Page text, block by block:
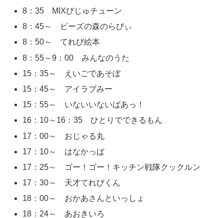
8：35 MIXびじゅチューン
8：45～ ビーズの森のらびぃ
8：50～ てれび絵本
8：55～9：00 みんなのうた
15：35～ えいごであそぼ
15：45～ アイラブみー
15：55～ いないいないばあっ！
16：10～16：35 ひとりでできるもん
17：00～ おじゃる丸
17：10～ はなかっぱ
17：25～ ゴー！ゴー！キッチン戦隊クックルン
17：30～ 天才てれびくん
18：00～ おかあさんといっしょ
18：24～ あおきいろ